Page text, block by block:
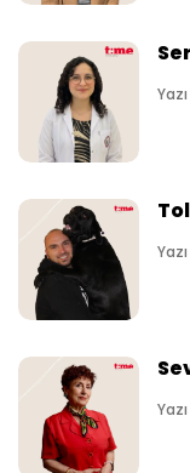
Yazı